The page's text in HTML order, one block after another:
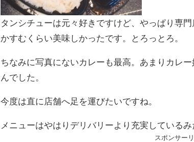
タンシチューは元々好きですけど、やっぱり専
かすむくらい美味しかったです。とろっとろ。
ちなみに写真にないカレーも最高。あまりカレ
んでした。
今度は直に店舗へ足を運びたいですね。
メニューはやはりデリバリーより充実しているみ
スポンサー